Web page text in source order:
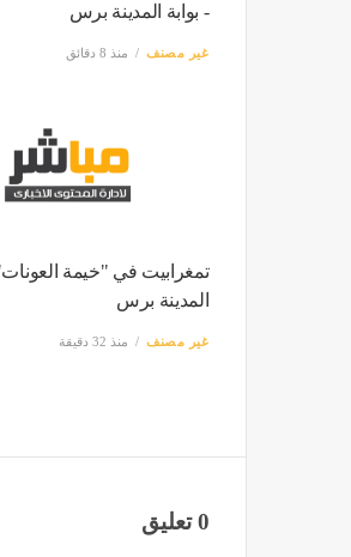
- بوابة المدينة برس
غير مصنف منذ 8 دقائق
تمغرابيت في "خيمة
المدينة برس
غير مصنف منذ 32 دقيقة
0 تعليق